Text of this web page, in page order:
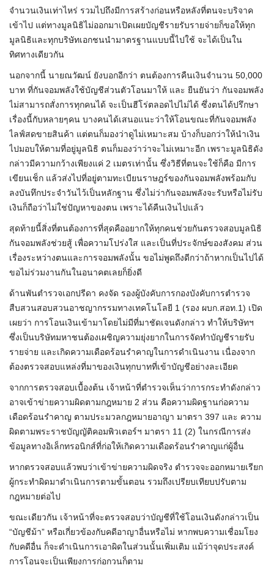
จำนวนเงินเท่าไหร่ รวมไปถึงมีการสร้างก่อนหรือหลังที่ตนจะบริจาค
เข้าไป แต่ทางมูลนิธิไม่ออกมาเปิดเผยบัญชีรายรับรายจ่ายก็ขอให้ทุก
มูลนิธิและทุกบริษัทเอกชนนำมาตรฐานแบบนี้ไปใช้ จะได้เป็นใน
ทิศทางเดียวกัน
นอกจากนี้ นายณวัฒน์ ยังบอกอีกว่า ตนต้องการคืนเงินจำนวน 50,000
บาท ที่กันจอมพลังใช้บัญชีส่วนตัวโอนมาให้ และ ยืนยันว่า กันจอมพลัง
ไม่สามารถสั่งการทุกคนได้ จะเป็นฮีโร่ตลอดไปไม่ได้ ซึ่งตนได้ปรึกษา
เรื่องนี้กับหลายๆคน บางคนได้เสนอแนะว่าให้โอนขณะที่กันจอมพลัง
ไลฟ์สดขายสินค้า แต่ตนก็มองว่าดูไม่เหมาะสม บ้างก็บอกว่าให้นำเงิน
ไปมอบให้ตามที่อยู่มูลนิธิ ตนก็มองว่าว่าจะไม่เหมาะอีก เพราะมูลนิธิดัง
กล่าวมีความกว้างเพียงแค่ 2 เมตรเท่านั้น ซึ่งวิธีที่ตนจะใช้ก็คือ มีการ
เขียนเช็ก แล้วส่งไปที่อยู่ตามทะเบียนราษฎร์ของกันจอมพลังพร้อมกับ
ลงบันทึกประจำวันไว้เป็นหลักฐาน ซึ่งไม่ว่ากันจอมพลังจะรับหรือไม่รับ
เงินก็ถือว่าไม่ใช่ปัญหาของตน เพราะได้คืนเงินไปแล้ว
สุดท้ายนี้สิ่งที่ตนต้องการที่สุดคืออยากให้ทุกคนช่วยกันตรวจสอบมูลนิธิ
กันจอมพลังช่วยสู้ เพื่อความโปร่งใส และเป็นที่ประจักษ์ของสังคม ส่วน
เรื่องระหว่างตนและการจอมพลังนั้น ขอไม่พูดถึงดีกว่าถ้าหากเป็นไปได้
ขอไม่ร่วมงานกันในอนาคตเลยก็ยิ่งดี
ด้านพันตำรวจเอกปรีดา คงจัด รองผู้บังคับการกองบังคับการตำรวจ
สืบสวนสอบสวนอาชญากรรมทางเทคโนโลยี 1 (รอง ผบก.สอท.1) เปิด
เผยว่า การโอนเงินเข้ามาโดยไม่มีที่มาชัดเจนดังกล่าว ทำให้บริษัทฯ
ซึ่งเป็นบริษัทมหาชนต้องเผชิญความยุ่งยากในการจัดทำบัญชีรายรับ
รายจ่าย และเกิดความเดือดร้อนรำคาญในการดำเนินงาน เนื่องจาก
ต้องตรวจสอบแหล่งที่มาของเงินทุกบาทที่เข้าบัญชีอย่างละเอียด
จากการตรวจสอบเบื้องต้น เจ้าหน้าที่ตำรวจเห็นว่าการกระทำดังกล่าว
อาจเข้าข่ายความผิดตามกฎหมาย 2 ส่วน คือความผิดฐานก่อความ
เดือดร้อนรำคาญ ตามประมวลกฎหมายอาญา มาตรา 397 และ ความ
ผิดตามพระราชบัญญัติคอมพิวเตอร์ฯ มาตรา 11 (2) ในกรณีการส่ง
ข้อมูลทางอิเล็กทรอนิกส์ที่ก่อให้เกิดความเดือดร้อนรำคาญแก่ผู้อื่น
หากตรวจสอบแล้วพบว่าเข้าข่ายความผิดจริง ตำรวจจะออกหมายเรียก
ผู้กระทำผิดมาดำเนินการตามขั้นตอน รวมถึงเปรียบเทียบปรับตาม
กฎหมายต่อไป
ขณะเดียวกัน เจ้าหน้าที่จะตรวจสอบว่าบัญชีที่ใช้โอนเงินดังกล่าวเป็น
“บัญชีม้า” หรือเกี่ยวข้องกับคดีอาญาอื่นหรือไม่ หากพบความเชื่อมโยง
กับคดีอื่น ก็จะดำเนินการเอาผิดในส่วนนั้นเพิ่มเติม แม้ว่าจุดประสงค์
การโอนจะเป็นเพียงการก่อกวนก็ตาม